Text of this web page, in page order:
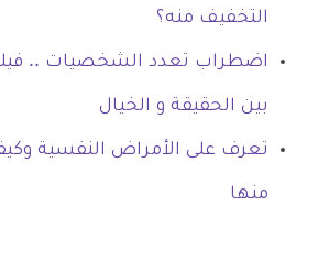
التخفيف منه؟
بين الحقيقة و الخيال
تعرف على الأمراض النفسية
منها